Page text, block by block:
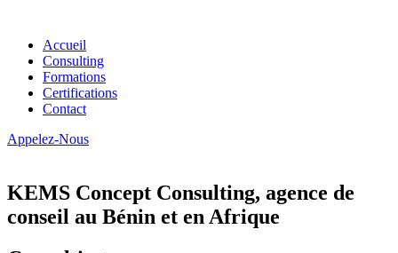
Accueil
Consulting
Formations
Certifications
Contact
Appelez-Nous
KEMS Concept Consulting, agence de
conseil au Bénin et en Afrique